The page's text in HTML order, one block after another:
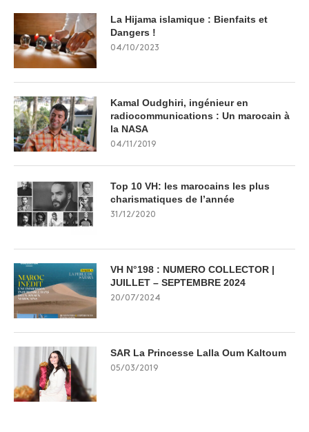
La Hijama islamique : Bienfaits et
Dangers !
04/10/2023
Kamal Oudghiri, ingénieur en
radiocommunications : Un marocain à
la NASA
04/11/2019
Top 10 VH: les marocains les plus
charismatiques de l’année
31/12/2020
VH N°198 : NUMERO COLLECTOR |
JUILLET – SEPTEMBRE 2024
20/07/2024
SAR La Princesse Lalla Oum Kaltoum
05/03/2019